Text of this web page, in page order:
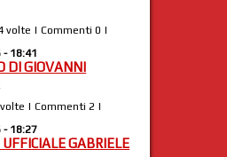
volte | Commenti 0 |
18:41
DI GIOVANNI
| Commenti 2 |
18:27
UFFICIALE GABRIELE